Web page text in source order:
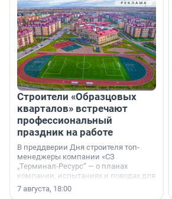
Строители «Образцовых
кварталов» встречают
профессиональный
праздник на работе
В преддверии Дня строителя топ-
менеджеры компании «СЗ
„Терминал-Ресурс“ — о планах
компании, испытаниях и поводах для
осторожного оптимизма.
7 августа, 18:00